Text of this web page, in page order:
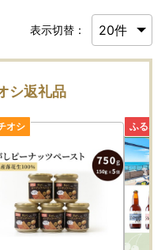
表示切替：
シ返礼品